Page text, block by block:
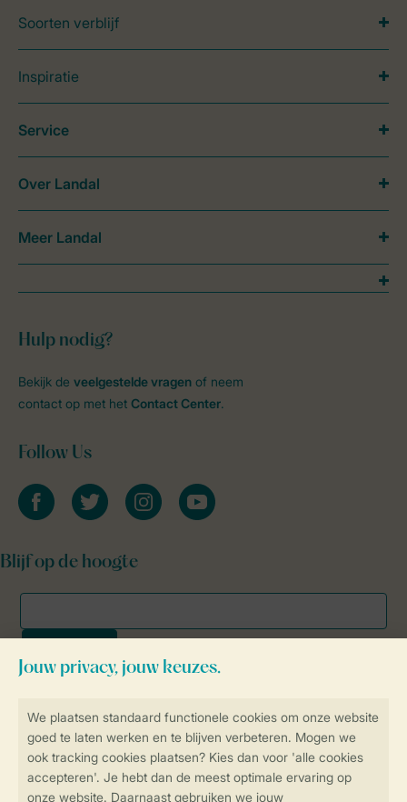
Veilig en snel online boeken
SSL certificaat
Veilige gegevensoverdracht
Soorten verblijf
Inspiratie
Hulp nodig?
Bekijk de veelgestelde vragen of neem
contact op met het Contact Center.
Follow Us
facebooktwitter instagramyoutube
Blijf op de hoogte
Service
Over Landal
Meer Landal